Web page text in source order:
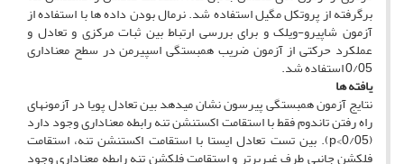
برگرفته از پروتکل مگیل استفاده شد. نرمال بودن داده ­ها با استفاده از
آزمون شاپیرو-ویلک و برای بررسی ارتباط بین ثبات مرکزی و تعادل و
عملکرد حرکتی از آزمون ضریب همبستگی اسپیرمن در سطح معناداری
0/05 استفاده شد.
یافته­ ها
نتایج آزمون همبستگی پیرسون نشان می­دهد بین تعادل پویا در آزمون­های
راه رفتن تاندوم فقط با استقامت اکستنشن تنه رابطه معناداری وجود دارد
(0/05>p). بین تست تعادل ایستا با استقامت اکستنشن تنه، استقامت
فلکشن جانبی طرف غیربرتر و استقامت فلکشن تنه رابطه معناداری وجود